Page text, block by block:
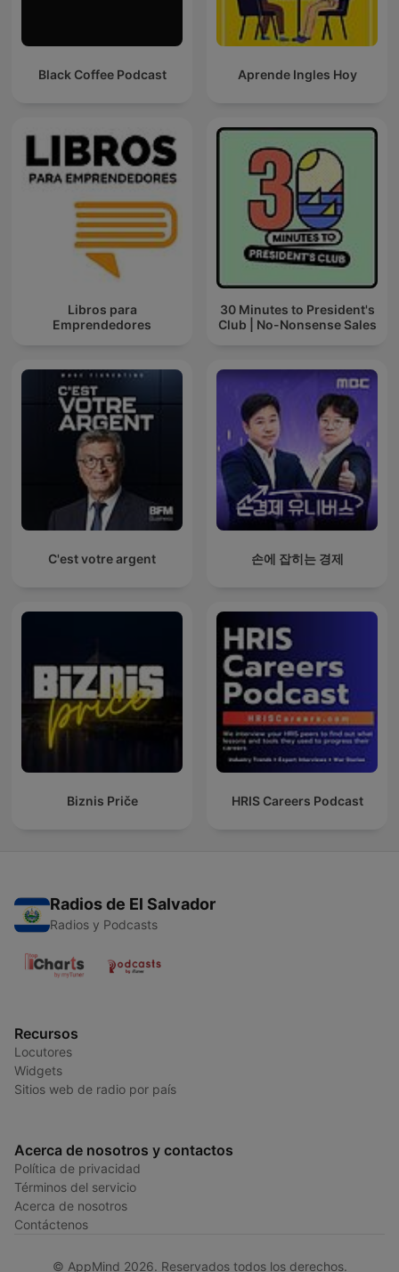
Black Coffee Podcast Aprende Ingles Hoy
Libros para
Emprendedores
30 Minutes to President's
Club | No-Nonsense Sales
C'est votre argent 손에 잡히는 경제
Biznis Priče HRIS Careers Podcast
Radios de El Salvador
Radios y Podcasts
Recursos
Locutores
Widgets
Sitios web de radio por país
Acerca de nosotros y contactos
Política de privacidad
Términos del servicio
Acerca de nosotros
Contáctenos
© AppMind 2026. Reservados todos los derechos.